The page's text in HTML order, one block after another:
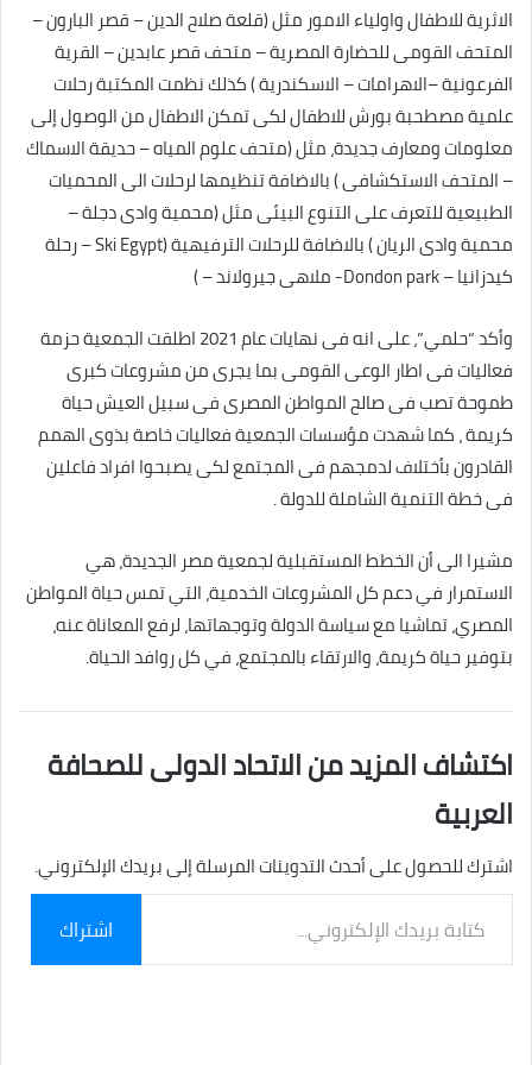
الاثرية للاطفال واولياء الامور مثل (قلعة صلاح الدين – قصر البارون –
المتحف القومى للحضارة المصرية – متحف قصر عابدين – القرية
الفرعونية –الاهرامات – الاسكندرية ) كذلك نظمت المكتبة رحلات
علمية مصطحبة بورش للاطفال لكى تمكن الاطفال من الوصول إلى
معلومات ومعارف جديدة، مثل (متحف علوم المياه – حديقة الاسماك
– المتحف الاستكشافى ) بالاضافة تنظيمها لرحلات الى المحميات
الطبيعية للتعرف على التنوع البيئى مثل (محمية وادى دجلة –
محمية وادى الريان ) بالاضافة للرحلات الترفيهية (Ski Egypt – رحلة
كيدزانيا – Dondon park- ملاهى جيرولاند – )
وأكد “حلمي”، على انه فى نهايات عام 2021 اطلقت الجمعية حزمة
فعاليات فى اطار الوعى القومى بما يجرى من مشروعات كبرى
طموحة تصب فى صالح المواطن المصرى فى سبيل العيش حياة
كريمة ، كما شهدت مؤسسات الجمعية فعاليات خاصة بذوى الهمم
القادرون بأختلاف لدمجهم فى المجتمع لكى يصبحوا افراد فاعلين
فى خطة التنمية الشاملة للدولة .
مشيرا الى أن الخطط المستقبلية لجمعية مصر الجديدة، هي
الاستمرار في دعم كل المشروعات الخدمية، التي تمس حياة المواطن
المصري، تماشيا مع سياسة الدولة وتوجهاتها، لرفع المعاناة عنه،
بتوفير حياة كريمة، والارتقاء بالمجتمع، في كل روافد الحياة.
اكتشاف المزيد من الاتحاد الدولى للصحافة
العربية
اشترك للحصول على أحدث التدوينات المرسلة إلى بريدك الإلكتروني.
بريدك
الإلكتروني...
اشتراك